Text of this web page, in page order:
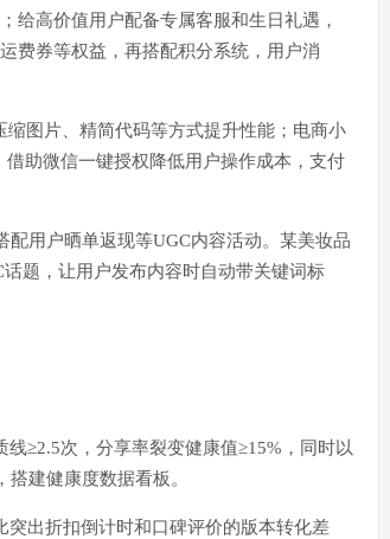
给高价值用户配备专属客服和生日礼遇，
费券等权益，再搭配积分系统，用户消
图片、精简代码等方式提升性能；电商小
助微信一键授权降低用户操作成本，支付
用户晒单返现等UGC内容活动。某美妆品
题，让用户发布内容时自动带关键词标
≥2.5次，分享率裂变健康值≥15%，同时以
建健康度数据看板。
出折扣倒计时和口碑评价的版本转化差